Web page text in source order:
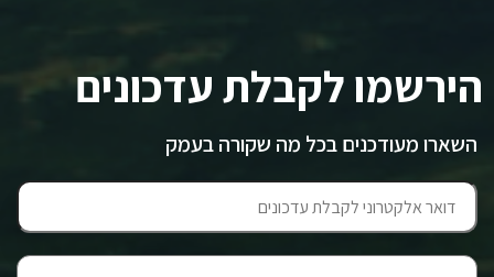
הירשמו לקבלת עדכונים
השארו מעודכנים בכל מה שקורה בעמק